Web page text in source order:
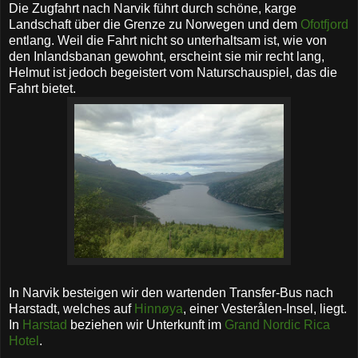
Die Zugfahrt nach Narvik führt durch schöne, karge
Landschaft über die Grenze zu Norwegen und dem Ofotfjord
entlang. Weil die Fahrt nicht so unterhaltsam ist, wie von
den Inlandsbanan gewohnt, erscheint sie mir recht lang,
Helmut ist jedoch begeistert vom Naturschauspiel, das die
Fahrt bietet.
In Narvik besteigen wir den wartenden Transfer-Bus nach
Harstadt, welches auf Hinnøya, einer Vesterålen-Insel, liegt.
In Harstad beziehen wir Unterkunft im Grand Nordic Rica
Hotel .